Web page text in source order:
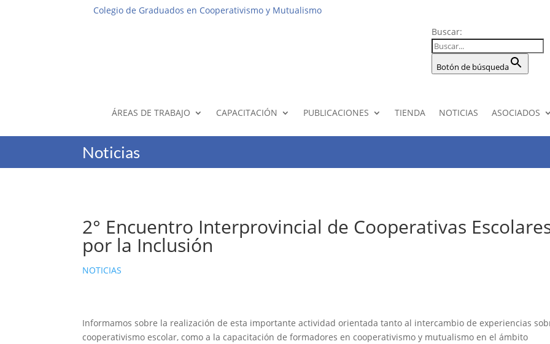
Colegio de Graduados en Cooperativismo y Mutualismo
Buscar:
Botón de búsqueda
ÁREAS DE TRABAJO CAPACITACIÓN PUBLICACIONES TIENDA NOTICIAS ASOCIADOS
Noticias
2° Encuentro Interprovincial de Cooperativas
por la Inclusión
NOTICIAS
Informamos sobre la realización de esta importante actividad orientada tanto al intercambio de experiencias
cooperativismo escolar, como a la capacitación de formadores en cooperativismo y mutualismo en el ámbito